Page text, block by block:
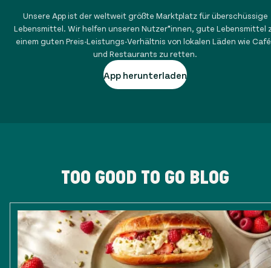
Unsere App ist der weltweit größte Marktplatz für überschüssige
Lebensmittel. Wir helfen unseren Nutzer*innen, gute Lebensmittel
einem guten Preis-Leistungs-Verhältnis von lokalen Läden wie
und Restaurants zu retten.
App herunterladen
TOO GOOD TO GO BLOG